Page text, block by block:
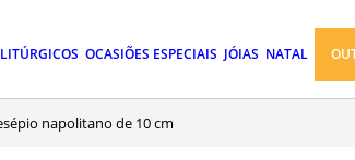
OCASIÕES ESPECIAIS JÓIAS NATAL
napolitano de 10 cm